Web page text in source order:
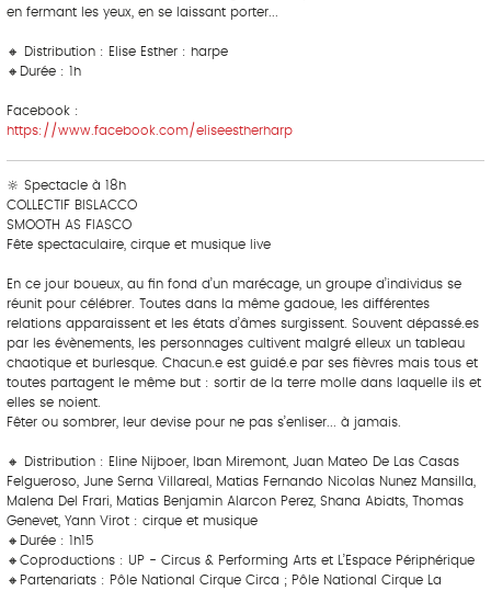
en fermant les yeux, en se laissant porter...
🔸 Distribution : Elise Esther : harpe
🔸Durée : 1h
Facebook :
https://www.facebook.com/eliseestherharp
🔆 Spectacle à 18h
COLLECTIF BISLACCO
SMOOTH AS FIASCO
Fête spectaculaire, cirque et musique live
En ce jour boueux, au fin fond d’un marécage, un groupe d’individus se
réunit pour célébrer. Toutes dans la même gadoue, les différentes
relations apparaissent et les états d’âmes surgissent. Souvent dépassé.es
par les évènements, les personnages cultivent malgré elleux un tableau
chaotique et burlesque. Chacun.e est guidé.e par ses fièvres mais tous et
toutes partagent le même but : sortir de la terre molle dans laquelle ils et
elles se noient.
Fêter ou sombrer, leur devise pour ne pas s’enliser... à jamais.
🔸 Distribution : Eline Nijboer, Iban Miremont, Juan Mateo De Las Casas
Felgueroso, June Serna Villareal, Matias Fernando Nicolas Nunez Mansilla,
Malena Del Frari, Matias Benjamin Alarcon Perez, Shana Abidts, Thomas
Genevet, Yann Virot : cirque et musique
🔸Durée : 1h15
🔸Coproductions : UP - Circus & Performing Arts et L’Espace Périphérique
🔸Partenariats : Pôle National Cirque Circa ; Pôle National Cirque La